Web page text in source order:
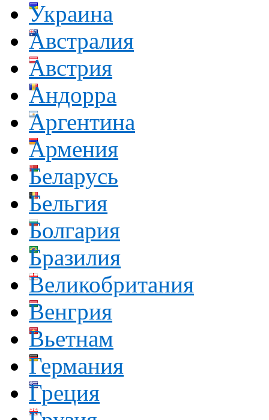
Украина
Австралия
Австрия
Андорра
Аргентина
Армения
Беларусь
Бельгия
Болгария
Бразилия
Великобритания
Венгрия
Вьетнам
Германия
Греция